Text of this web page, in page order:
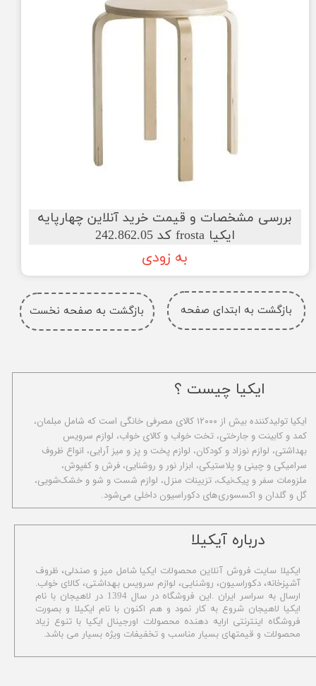
بررسی مشخصات و قیمت خرید آنلاین چهارپایه
ایکیا frosta کد 242.862.05
به زودی
بازگشت به صفحه نخست بازگشت به ابتدای صفحه
​درباره آیکیلا
ایکیلا سایت فروش آنلاین محصولات ایکیا شامل میز و صندلی، ظروف
آشپزخانه، دکوراسیون، روشنایی، لوازم سرویس بهداشتی، کالای خواب.
ارسال به سراسر ایران .این فروشگاه در سال 1394 در لاهیجان با نام
ایکیا لاهیجان شروع به کار نمود و هم اکنون با نام ایکیلا و بصورت
فروشگاه اینترنتی ارایه دهنده محصولات اورجینال ایکیا با تنوع زیاد
محصولات و قیمتهای بسیار مناسب و تخفیفات ویژه بسیار می باشد.
ایکیا چیست ؟
ا​یکیا تولیدکننده بیش از ۱۲۰۰۰ کالای مصرفی خانگی است که شامل مبلمان،
کمد و کابینت و جارختی، تخت خواب و کالای خواب، لوازم سرویس
بهداشتی، لوازم نوزاد و کودکان، لوازم پخت و پز و میز آرایی، انواع ظروف
سرامیکی و چینی و پلاستیکی، ابزار نور و روشنایی، فرش و کفپوش،
ملزومات سفر و پیک‌نیک، تزیینات منزل، لوازم شست و شو و خشک‌شویی،
گل و گلدان و اکسسوری‌های دکوراسیون داخلی می‌شود.